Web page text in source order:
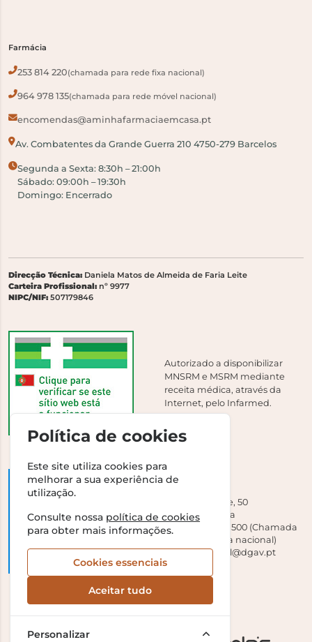
Farmácia
253 814 220(chamada para rede fixa nacional)
964 978 135(chamada para rede móvel nacional)
encomendas@aminhafarmaciaemcasa.pt
Av. Combatentes da Grande Guerra 210 4750-279 Barcelos
Segunda a Sexta: 8:30h – 21:00h
Sábado: 09:00h – 19:30h
Domingo: Encerrado
Direcção Técnica: Daniela Matos de Almeida de Faria Leite
Carteira Profissional: nº 9977
NIPC/NIF: 507179846
Autorizado a disponibilizar
MNSRM e MSRM mediante
receita médica, através da
Internet, pelo Infarmed.
Campo Grande, 50
1700-093 Lisboa
Tel +351 213 239 500 (Chamada
para a rede fixa nacional)
E-mail:dirgeral@dgav.pt
Política de cookies
Este site utiliza cookies para
melhorar a sua experiência de
utilização.
Consulte nossa política de cookies
para obter mais informações.
Cookies essenciais
Aceitar tudo
Personalizar